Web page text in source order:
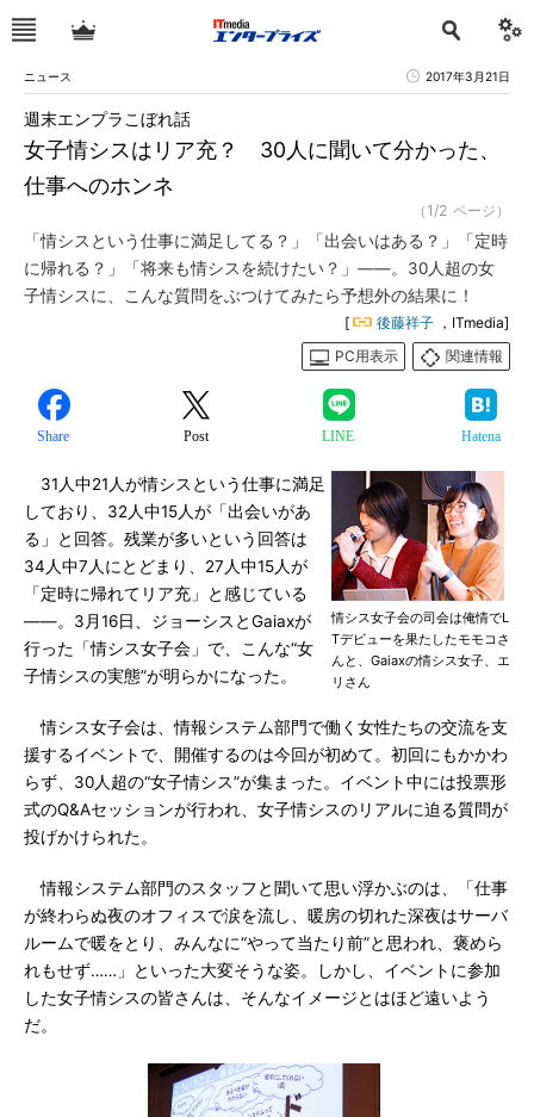
ニュース 2017年3月21日
女子情シスはリア充？ 30人に聞いて分かった、
仕事へのホンネ
週末エンプラこぼれ話
（1/2 ページ）
「情シスという仕事に満足してる？」「出会いはある？」「定時
に帰れる？」「将来も情シスを続けたい？」――。30人超の女
子情シスに、こんな質問をぶつけてみたら予想外の結果に！
[ 後藤祥子 ，ITmedia]
PC用表示
関連情報
Share Post LINE Hatena
情シス女子会の司会は俺情でL
Tデビューを果たしたモモコさ
んと、Gaiaxの情シス女子、エ
リさん
31人中21人が情シスという仕事に満足
しており、32人中15人が「出会いがあ
る」と回答。残業が多いという回答は
34人中7人にとどまり、27人中15人が
「定時に帰れてリア充」と感じている
――。3月16日、ジョーシスとGaiaxが
行った「情シス女子会」で、こんな“女
子情シスの実態”が明らかになった。
情シス女子会は、情報システム部門で働く女性たちの交流を支
援するイベントで、開催するのは今回が初めて。初回にもかかわ
らず、30人超の“女子情シス”が集まった。イベント中には投票形
式のQ&Aセッションが行われ、女子情シスのリアルに迫る質問が
投げかけられた。
情報システム部門のスタッフと聞いて思い浮かぶのは、「仕事
が終わらぬ夜のオフィスで涙を流し、暖房の切れた深夜はサーバ
ルームで暖をとり、みんなに“やって当たり前”と思われ、褒めら
れもせず……」といった大変そうな姿。しかし、イベントに参加
した女子情シスの皆さんは、そんなイメージとはほど遠いよう
だ。